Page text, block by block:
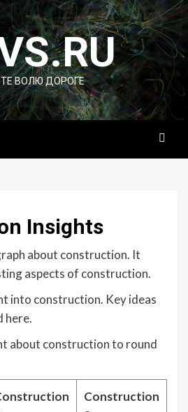
ВОЛЮ ДОРОГЕ
Insights
about construction. It
aspects of construction.
into construction. Key ideas
here.
about construction to round
Construction